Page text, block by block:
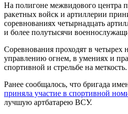
На полигоне межвидового центра
ракетных войск и артиллерии
соревнованиях четырнадцать
и более полутысячи
Соревнования проходят в четырех
управлению огнем, в умениях и
спортивной и стрельбе на меткость.
Ранее сообщалось, что бригада
приняла участие в спортивной
лучшую артбатарею ВСУ.